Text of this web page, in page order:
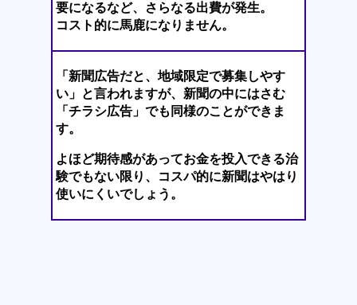
要になるなど、さらなる出費が発生。
コスト的に馬鹿になりません。
「新聞広告だと、地域限定で募集しやす
い」と言われますが、新聞の中にはさむ
「チラシ広告」でも同様のことができま
す。
よほど期待感があってお金を投入できる治
験でもない限り、コスパ的に新聞はやはり
使いにくいでしょう。